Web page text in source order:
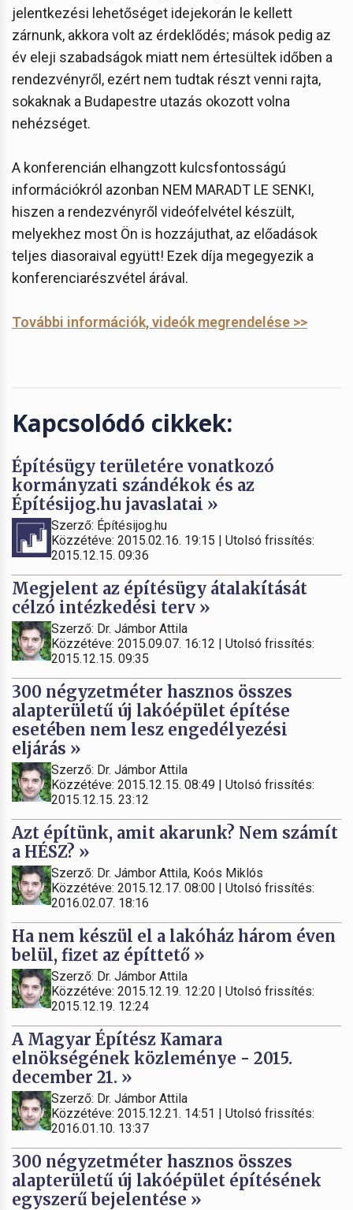
jelentkezési lehetőséget idejekorán le kellett
zárnunk, akkora volt az érdeklődés; mások pedig az
év eleji szabadságok miatt nem értesültek időben a
rendezvényről, ezért nem tudtak részt venni rajta,
sokaknak a Budapestre utazás okozott volna
nehézséget.
A konferencián elhangzott kulcsfontosságú
információkról azonban NEM MARADT LE SENKI,
hiszen a rendezvényről videófelvétel készült,
melyekhez most Ön is hozzájuthat, az előadások
teljes diasoraival együtt! Ezek díja megegyezik a
konferenciarészvétel árával.
További információk, videók megrendelése >>
Kapcsolódó cikkek:
Építésügy területére vonatkozó
kormányzati szándékok és az
Építésijog.hu javaslatai »
Szerző: Építésijog.hu
Közzétéve: 2015.02.16. 19:15 | Utolsó frissítés:
2015.12.15. 09:36
Megjelent az építésügy átalakítását
célzó intézkedési terv »
Szerző: Dr. Jámbor Attila
Közzétéve: 2015.09.07. 16:12 | Utolsó frissítés:
2015.12.15. 09:35
300 négyzetméter hasznos összes
alapterületű új lakóépület építése
esetében nem lesz engedélyezési
eljárás »
Szerző: Dr. Jámbor Attila
Közzétéve: 2015.12.15. 08:49 | Utolsó frissítés:
2015.12.15. 23:12
Azt építünk, amit akarunk? Nem számít
a HÉSZ? »
Szerző: Dr. Jámbor Attila, Koós Miklós
Közzétéve: 2015.12.17. 08:00 | Utolsó frissítés:
2016.02.07. 18:16
Ha nem készül el a lakóház három éven
belül, fizet az építtető »
Szerző: Dr. Jámbor Attila
Közzétéve: 2015.12.19. 12:20 | Utolsó frissítés:
2015.12.19. 12:24
A Magyar Építész Kamara
elnökségének közleménye - 2015.
december 21. »
Szerző: Dr. Jámbor Attila
Közzétéve: 2015.12.21. 14:51 | Utolsó frissítés:
2016.01.10. 13:37
300 négyzetméter hasznos összes
alapterületű új lakóépület építésének
egyszerű bejelentése »